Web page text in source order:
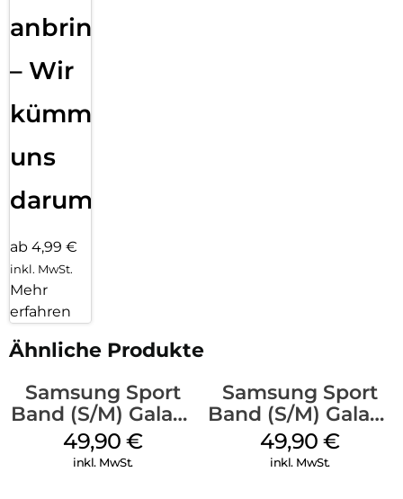
anbringen
– Wir
kümmern
uns
darum!
ab 4,99 €
inkl. MwSt.
Mehr
erfahren
Ähnliche Produkte
Samsung Sport
Band (S/M) Galaxy
Watch8/Watch8
Classic White
49,90€
inkl. MwSt.
Samsung Sport
Band (S/M) Galaxy
Watch8/Watch8
Classic Graphite
49,90€
inkl. MwSt.